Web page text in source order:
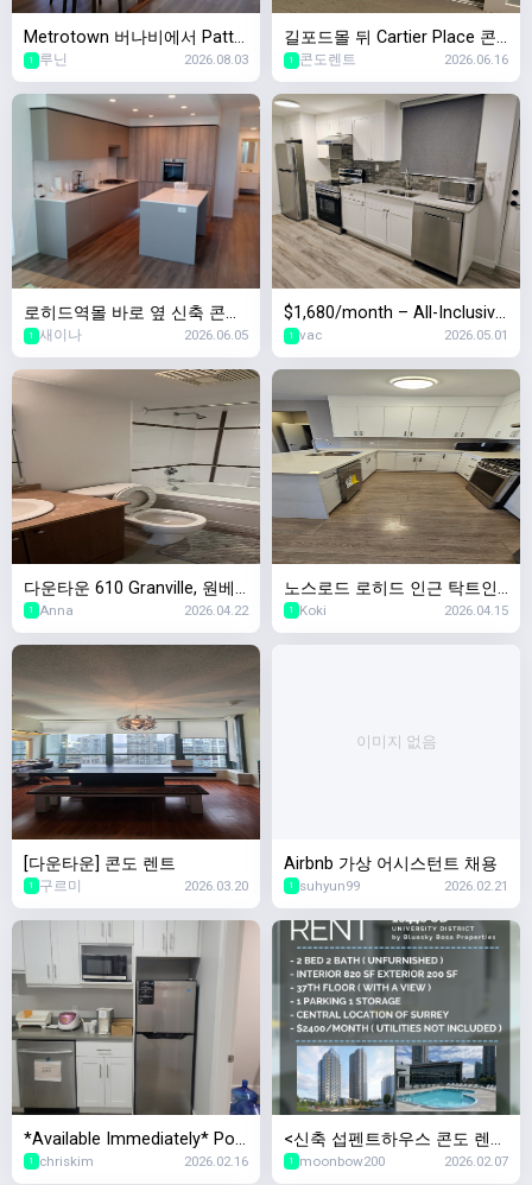
Metrotown 버나비에서 Patte
rson 역앞 신축 콘도에서 두달
간 쉐어할 룸메 구합니다![여성
전용]
1 루닌 2026.08.03
길포드몰 뒤 Cartier Place 콘
도 렌트합니다
1 콘도렌트 2026.06.16
로히드역몰 바로 옆 신축 콘도!
8/1일 2베드 + 2베스 + 1덴 입
주자 찾습니다!
1 새이나 2026.06.05
$1,680/month – All-Inclusive
Large 1BR In-Law Suite (Lad
ner, Delta)
1 vac 2026.05.01
다운타운 610 Granville, 원베
드룸유닛 $2400 6월1일입주
1 Anna 2026.04.22
노스로드 로히드 인근 탁트인
베이스먼트 방2/욕실1
1 Koki 2026.04.15
[다운타운] 콘도 렌트
1 구르미 2026.03.20
이미지 없음
Airbnb 가상 어시스턴트 채용
1 suhyun99 2026.02.21
*Available Immediately* Port
Coquitlam Fremont Village 오
1 chriskim 2026.02.16
<신축 섭펜트하우스 콘도 렌트
> Modern Sub-Penthouse 2B
1 moonbow200 2026.02.07